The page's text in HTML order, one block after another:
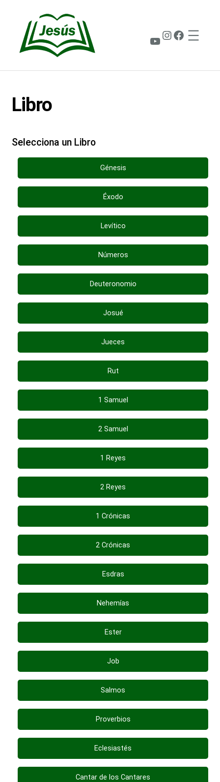
contenido
Instagram
YouTube
Libro
Selecciona un Libro
Génesis
Éxodo
Levítico
Números
Deuteronomio
Josué
Jueces
Rut
1 Samuel
2 Samuel
1 Reyes
2 Reyes
1 Crónicas
2 Crónicas
Esdras
Nehemías
Ester
Job
Salmos
Proverbios
Eclesiastés
Cantar de los Cantares